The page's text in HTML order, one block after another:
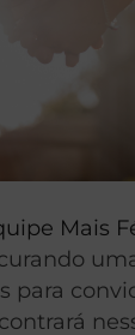
Mais
para